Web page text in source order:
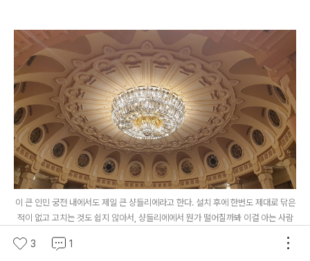
이 큰 인민 궁전 내에서도 제일 큰 샹들리에라고 한다. 설치 후에 한번도 제대로 닦은
적이 없고 고치는 것도 쉽지 않아서, 샹들리에에서 뭔가 떨어질까봐 이걸 아는 사람
3 1